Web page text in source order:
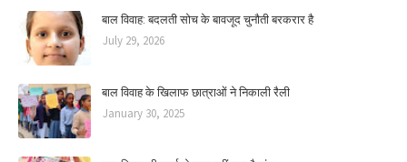
बाल विवाह: बदलती सोच के बावजूद चुनौती बरकरार है
July 29, 2026
बाल विवाह के खिलाफ छात्राओं ने निकाली रैली
January 30, 2025